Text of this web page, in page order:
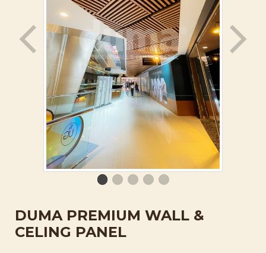
DUMA PREMIUM WALL &
CELING PANEL